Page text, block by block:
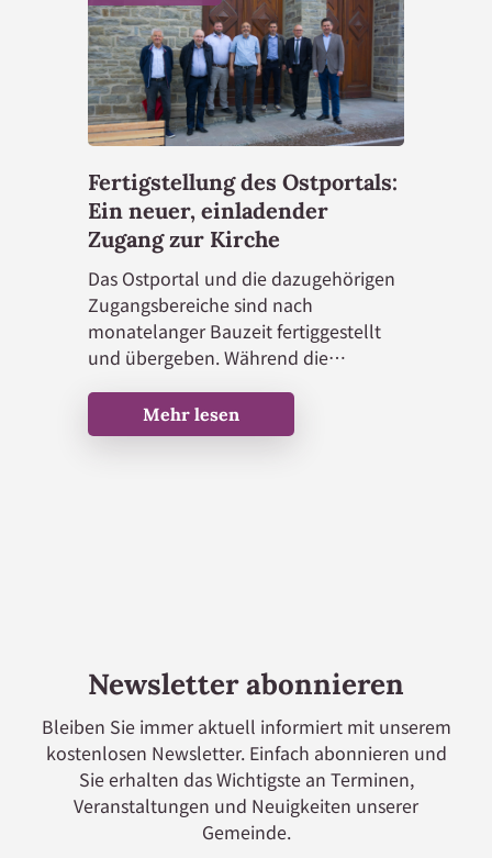
Fertigstellung des Ostportals:
Ein neuer, einladender
Zugang zur Kirche
Das Ostportal und die dazugehörigen
Zugangsbereiche sind nach
monatelanger Bauzeit fertiggestellt
und übergeben. Während die
Hauptstraße und am Rathausplatz
bereits in den Jahren 2021 bis 2024
Mehr lesen
Newsletter abonnieren
Bleiben Sie immer aktuell informiert mit unserem
kostenlosen Newsletter. Einfach abonnieren und
Sie erhalten das Wichtigste an Terminen,
Veranstaltungen und Neuigkeiten unserer
Gemeinde.